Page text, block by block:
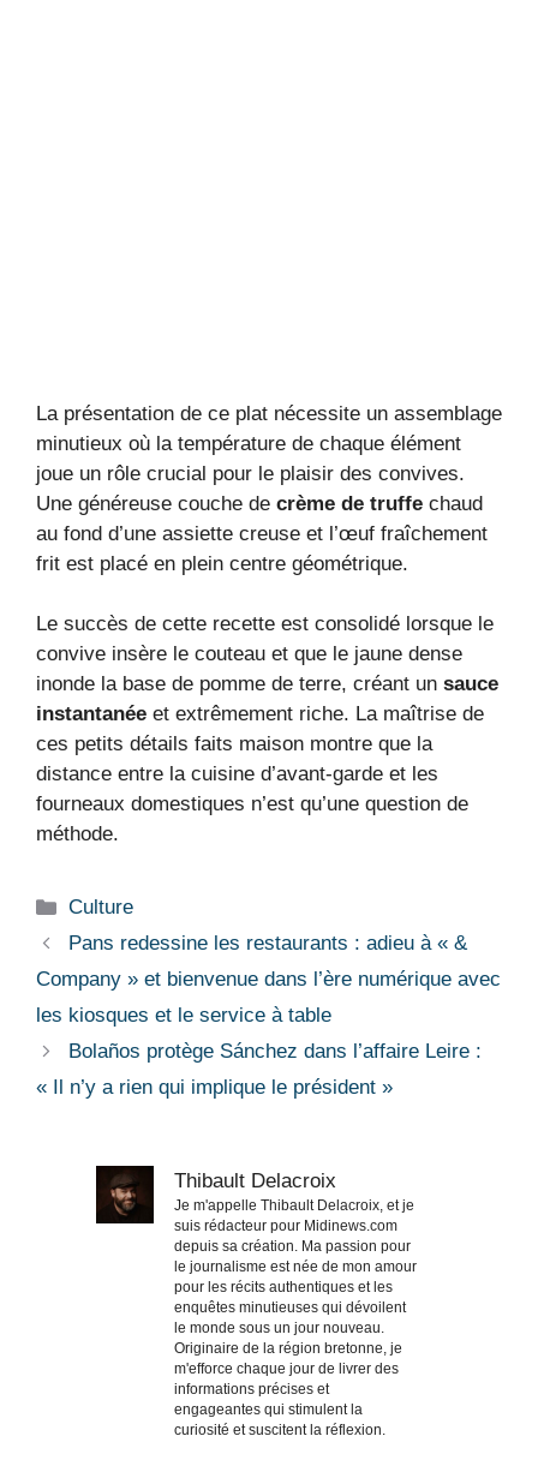
La présentation de ce plat nécessite un assemblage
minutieux où la température de chaque élément
joue un rôle crucial pour le plaisir des convives.
Une généreuse couche de crème de truffe chaud
au fond d’une assiette creuse et l’œuf fraîchement
frit est placé en plein centre géométrique.
Le succès de cette recette est consolidé lorsque le
convive insère le couteau et que le jaune dense
inonde la base de pomme de terre, créant un sauce
instantanée et extrêmement riche. La maîtrise de
ces petits détails faits maison montre que la
distance entre la cuisine d’avant-garde et les
fourneaux domestiques n’est qu’une question de
méthode.
Catégories
Culture
Pans redessine les restaurants : adieu à « &
Company » et bienvenue dans l’ère numérique avec
les kiosques et le service à table
Bolaños protège Sánchez dans l’affaire Leire :
« Il n’y a rien qui implique le président »
Thibault Delacroix
Je m'appelle Thibault Delacroix, et je
suis rédacteur pour Midinews.com
depuis sa création. Ma passion pour
le journalisme est née de mon amour
pour les récits authentiques et les
enquêtes minutieuses qui dévoilent
le monde sous un jour nouveau.
Originaire de la région bretonne, je
m'efforce chaque jour de livrer des
informations précises et
engageantes qui stimulent la
curiosité et suscitent la réflexion.